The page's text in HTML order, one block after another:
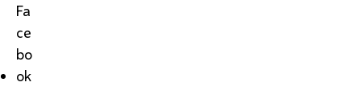
Fa
ce
bo
ok